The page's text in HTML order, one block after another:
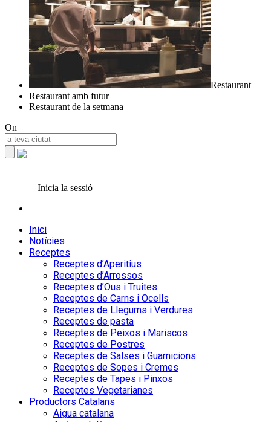
Restaurant
Restaurant amb futur
Restaurant de la setmana
On
Inicia la sessió
Inici
Notícies
Receptes
Receptes d’Aperitius
Receptes d’Arrossos
Receptes d’Ous i Truites
Receptes de Carns i Ocells
Receptes de Llegums i Verdures
Receptes de pasta
Receptes de Peixos i Mariscos
Receptes de Postres
Receptes de Salses i Guarnicions
Receptes de Sopes i Cremes
Receptes de Tapes i Pinxos
Receptes Vegetarianes
Productors Catalans
Aigua catalana